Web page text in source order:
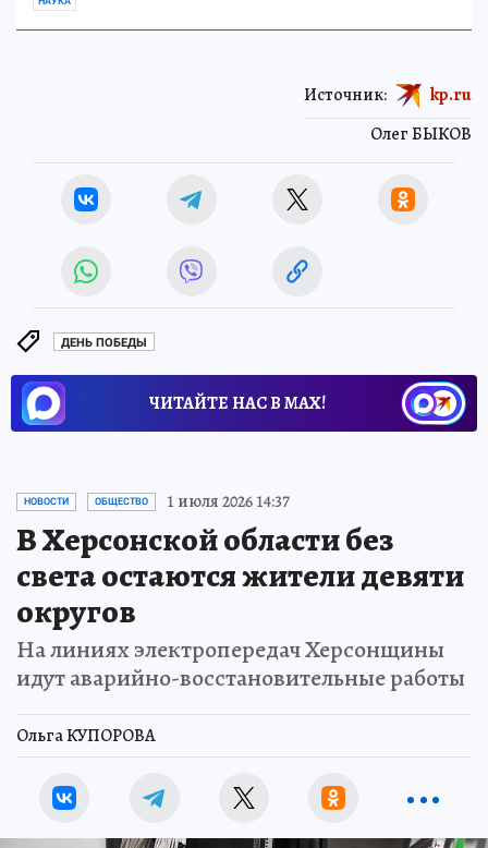
Олег БЫКОВ
Источник: kp.ru
ДЕНЬ ПОБЕДЫ
ЧИТАЙТЕ НАС В МАХ!
НОВОСТИ ОБЩЕСТВО 1 июля 2026 14:37
В Херсонской области без
света остаются жители девяти
округов
На линиях электропередач Херсонщины
идут аварийно-восстановительные работы
Ольга КУПОРОВА